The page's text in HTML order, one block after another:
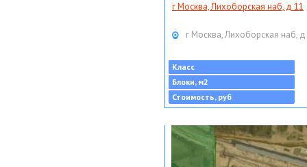
г Москва, Лихоборская наб, д 11
г Москва, Лихоборская наб,
Класс
Блоки, м2
Стоимость, руб